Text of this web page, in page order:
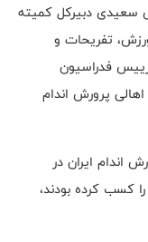
سعیدی دبیرکل کمیته
تفریحات و
رییس فدراسیون
پرورش اندام
اندام ایران در
جهان را کسب کرده بودند،